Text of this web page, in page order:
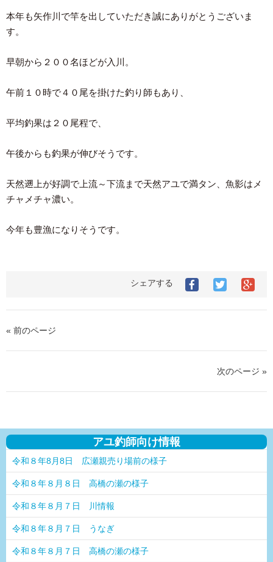
本年も矢作川で竿を出していただき誠にありがとうございま
す。
早朝から２００名ほどが入川。
午前１０時で４０尾を掛けた釣り師もあり、
平均釣果は２０尾程で、
午後からも釣果が伸びそうです。
天然遡上が好調で上流～下流まで天然アユで満タン、魚影はメ
チャメチャ濃い。
今年も豊漁になりそうです。
シェアする
« 前のページ
次のページ »
アユ釣師向け情報
令和８年8月8日 広瀬親売り場前の様子
令和８年８月８日 高橋の瀬の様子
令和８年８月７日 川情報
令和８年８月７日 うなぎ
令和８年８月７日 高橋の瀬の様子